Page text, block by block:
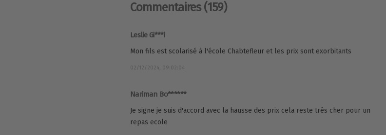
Commentaires (159)
Leslie Gi***i
Mon fils est scolarisé à l'école Chabtefleur et les prix sont exorbitants
02/12/2024, 09:02:04
Nariman Bo******
Je signe je suis d'accord avec la hausse des prix cela reste très cher pour un
repas ecole